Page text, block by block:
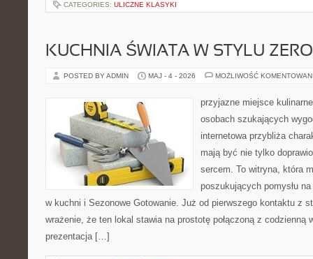
CATEGORIES: ULICZNE KLASYKI
KUCHNIA ŚWIATA W STYLU
POSTED BY ADMIN MAJ - 4 - 2026 MOŻLIWOŚĆ
przyjazne miejsce
osobach szukających
internetowa przybliża
mają być nie tylko
sercem. To witryna, która
poszukujących pomysłu
w kuchni i Sezonowe Gotowanie. Już od pierwszego kontaktu z
wrażenie, że ten lokal stawia na prostotę połączoną z codzienną
prezentacja […]